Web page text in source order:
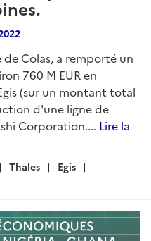
de Colas, a remporté un
760 M EUR en
(sur un montant total
d'une ligne de
Corporation.... Lire la
Thales
Egis